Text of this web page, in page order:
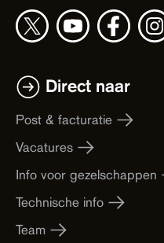
Direct naar
Post & facturatie
Vacatures
Info voor gezelschappen
Technische info
Team